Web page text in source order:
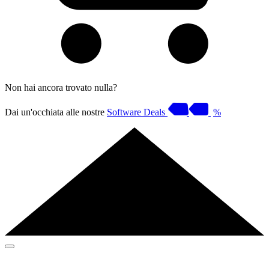
Non hai ancora trovato nulla?
Dai un'occhiata alle nostre Software Deals %